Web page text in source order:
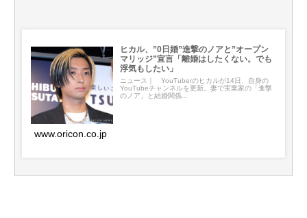
ヒカル、”0日婚”進撃のノアと”オープン
マリッジ”宣言「離婚はしたくない。でも
浮気もしたい」
ニュース｜ YouTuberのヒカルが14日、自身の
YouTubeチャンネルを更新。妻で実業家の「進撃
のノア」と結婚関係...
www.oricon.co.jp